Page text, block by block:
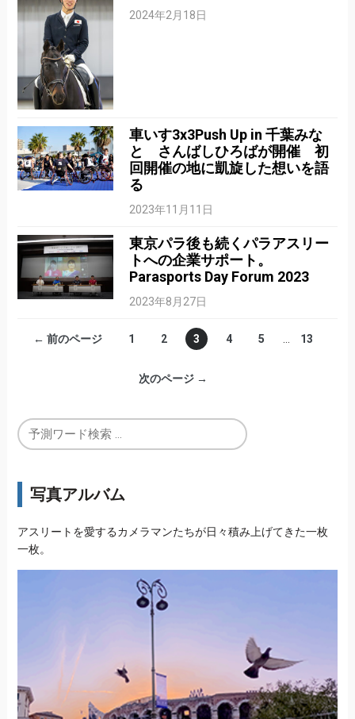
2024年2月18日
車いす3x3Push Up in 千葉みな
と さんばしひろばが開催 初
回開催の地に凱旋した想いを語
る
2023年11月11日
東京パラ後も続くパラアスリー
トへの企業サポート。
Parasports Day Forum 2023
2023年8月27日
← 前のページ 1 2 3 4 5 13
次のページ →
写真アルバム
アスリートを愛するカメラマンたちが日々積み上げてきた一枚
一枚。